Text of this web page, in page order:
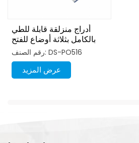
أدراج منزلقة قابلة للطي
بالكامل بثلاثة أوضاع للفتح
بالضغط
رقم الصنف: DS-PO516
عرض المزيد